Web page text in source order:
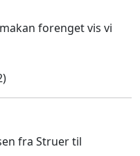
forenget vis vi
fra Struer til